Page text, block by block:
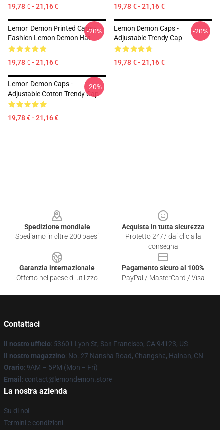
19,78 € - 21,16 € 19,78 € - 21,16 €
Lemon Demon Printed Caps -
Fashion Lemon Demon Hat
19,78 € - 21,16 €
-20%
Lemon Demon Caps -
Adjustable Trendy Cap
19,78 € - 21,16 €
-20%
Lemon Demon Caps -
Adjustable Cotton Trendy Cap
19,78 € - 21,16 €
-20%
Spedizione mondiale
Spediamo in oltre 200 paesi
Acquista in tutta sicurezza
Protetto 24/7 dai clic alla
consegna
Garanzia internazionale
Offerto nel paese di utilizzo
Pagamento sicuro al 100%
PayPal / MasterCard / Visa
Contattaci
Il nostro ufficio: 53601 Lyon St, San Francisco, CA 94123, US
Il nostro magazzino: No. 27 Nansha Road, Changsha, Hainan, CN
Orario: 9AM – 5PM (Mon – Fri)
Email : contact@lemondemon.store
La nostra azienda
Su di noi
Termini e condizioni